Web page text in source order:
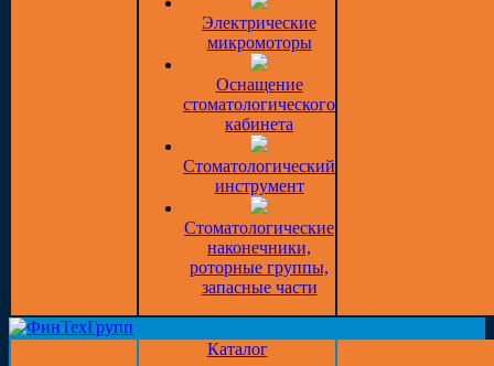
Электрические
микромоторы
Оснащение
стоматологического
кабинета
Стоматологический
инструмент
Стоматологические
наконечники,
роторные группы,
запасные части
Каталог